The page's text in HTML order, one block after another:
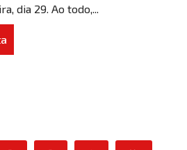
dia 29. Ao todo,...